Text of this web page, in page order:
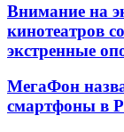
Внимание на
кинотеатров
экстренные
МегаФон
смартфоны в